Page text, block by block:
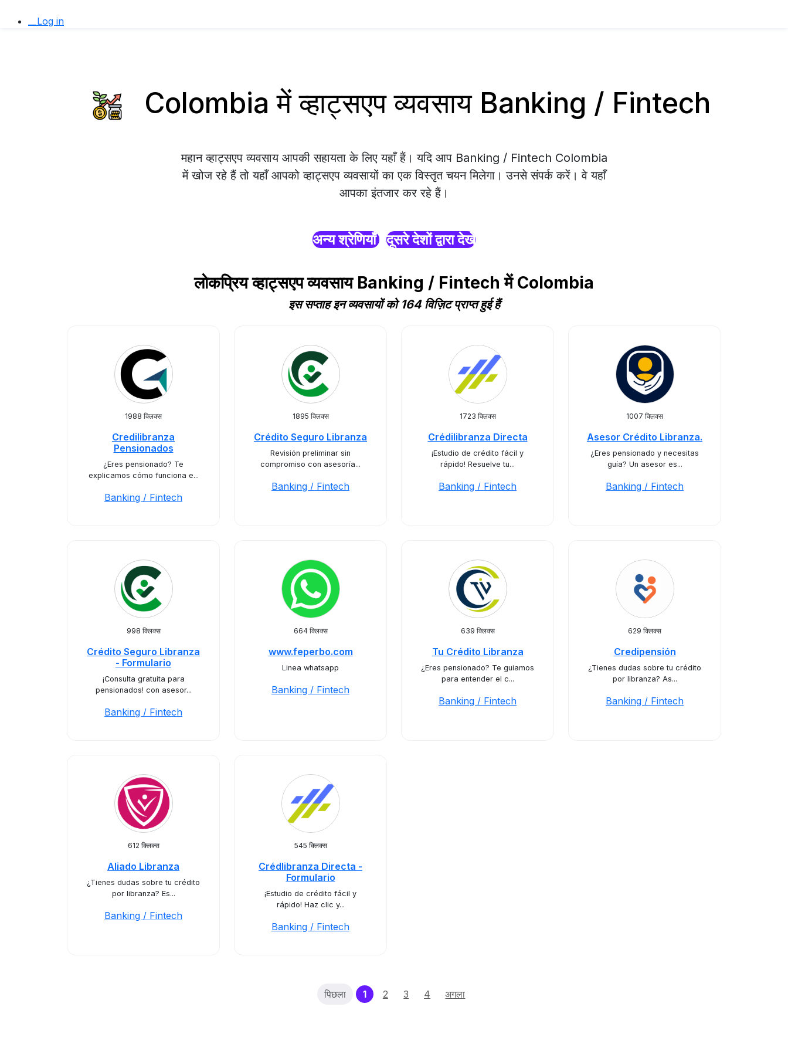
__Log in
Colombia में व्हाट्सएप व्यवसाय Banking / Fintech
महान व्हाट्सएप व्यवसाय आपकी सहायता के लिए यहाँ हैं। यदि आप Banking / Fintech Colombia
में खोज रहे हैं तो यहाँ आपको व्हाट्सएप व्यवसायों का एक विस्तृत चयन मिलेगा। उनसे संपर्क करें। वे यहाँ
आपका इंतजार कर रहे हैं।
अन्य श्रेणियाँ दूसरे देशों द्वारा देखें
लोकप्रिय व्हाट्सएप व्यवसाय Banking / Fintech में Colombia
इस सप्ताह इन व्यवसायों को 164 विज़िट प्राप्त हुई हैं
1988 क्लिक्स
Credilibranza
Pensionados
¿Eres pensionado? Te
explicamos cómo funciona e...
Banking / Fintech
1895 क्लिक्स
Crédito Seguro Libranza
Revisión preliminar sin
compromiso con asesoría...
Banking / Fintech
1723 क्लिक्स
Crédilibranza Directa
¡Estudio de crédito fácil y
rápido! Resuelve tu...
Banking / Fintech
1007 क्लिक्स
Asesor Crédito Libranza.
¿Eres pensionado y necesitas
guía? Un asesor es...
Banking / Fintech
998 क्लिक्स
Crédito Seguro Libranza
- Formulario
¡Consulta gratuita para
pensionados! con asesor...
Banking / Fintech
664 क्लिक्स
www.feperbo.com
Linea whatsapp
Banking / Fintech
639 क्लिक्स
Tu Crédito Libranza
¿Eres pensionado? Te guiamos
para entender el c...
Banking / Fintech
629 क्लिक्स
Credipensión
¿Tienes dudas sobre tu crédito
por libranza? As...
Banking / Fintech
612 क्लिक्स
Aliado Libranza
¿Tienes dudas sobre tu crédito
por libranza? Es...
Banking / Fintech
545 क्लिक्स
Crédlibranza Directa -
Formulario
¡Estudio de crédito fácil y
rápido! Haz clic y...
Banking / Fintech
पिछला 1(current)
2 3 4 अगला